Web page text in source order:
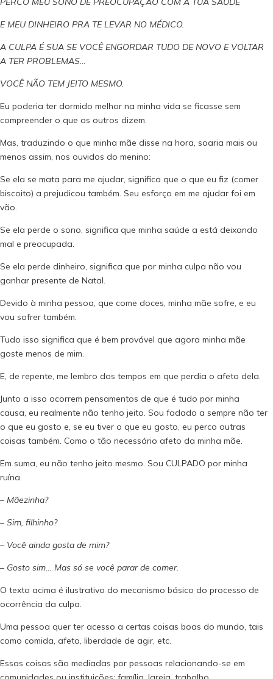
E MEU DINHEIRO PRA TE LEVAR NO MÉDICO.
A CULPA É SUA SE VOCÊ ENGORDAR TUDO DE NOVO E VOLTAR
A TER PROBLEMAS…
VOCÊ NÃO TEM JEITO MESMO.
Eu poderia ter dormido melhor na minha vida se ficasse sem
compreender o que os outros dizem.
Mas, traduzindo o que minha mãe disse na hora, soaria mais ou
menos assim, nos ouvidos do menino:
Se ela se mata para me ajudar, significa que o que eu fiz (comer
biscoito) a prejudicou também. Seu esforço em me ajudar foi em
vão.
Se ela perde o sono, significa que minha saúde a está deixando
mal e preocupada.
Se ela perde dinheiro, significa que por minha culpa não vou
ganhar presente de Natal.
Devido à minha pessoa, que come doces, minha mãe sofre, e eu
vou sofrer também.
Tudo isso significa que é bem provável que agora minha mãe
goste menos de mim.
E, de repente, me lembro dos tempos em que perdia o afeto dela.
Junto a isso ocorrem pensamentos de que é tudo por minha
causa, eu realmente não tenho jeito. Sou fadado a sempre não ter
o que eu gosto e, se eu tiver o que eu gosto, eu perco outras
coisas também. Como o tão necessário afeto da minha mãe.
Em suma, eu não tenho jeito mesmo. Sou CULPADO por minha
ruína.
– Mãezinha?
– Sim, filhinho?
– Você ainda gosta de mim?
– Gosto sim… Mas só se você parar de comer.
O texto acima é ilustrativo do mecanismo básico do processo de
ocorrência da culpa.
Uma pessoa quer ter acesso a certas coisas boas do mundo, tais
como comida, afeto, liberdade de agir, etc.
Essas coisas são mediadas por pessoas relacionando-se em